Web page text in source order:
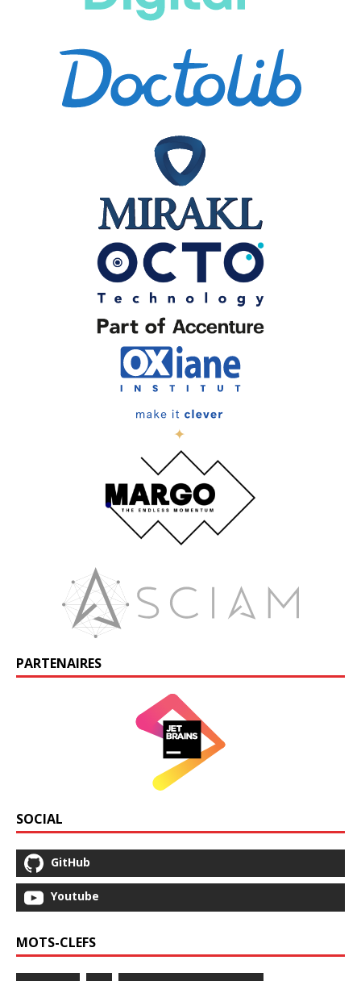
PARTENAIRES
SOCIAL
GitHub
Youtube
MOTS-CLEFS